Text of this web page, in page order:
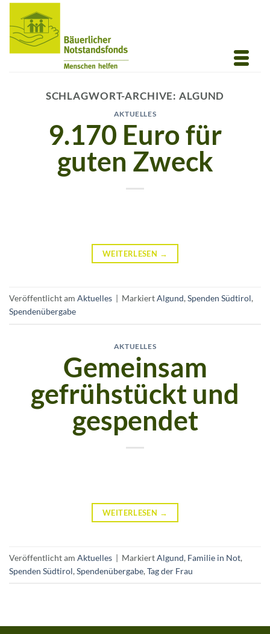
Inhalt
springen
SCHLAGWORT-ARCHIVE:ALGUND
AKTUELLES
9.170 Euro für
guten Zweck
WEITERLESEN →
Veröffentlicht am Aktuelles MarkiertAlgund,Spenden Südtirol,
Spendenübergabe
AKTUELLES
Gemeinsam
gefrühstückt und
gespendet
WEITERLESEN →
Veröffentlicht am Aktuelles | MarkiertAlgund, Familie in Not,
Spenden Südtirol,Spendenübergabe,Tag der Frau